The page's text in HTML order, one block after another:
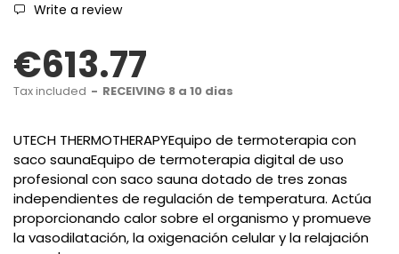
Write a review
€613.77
Tax included RECEIVING 8 a 10 dias
UTECH THERMOTHERAPYEquipo de termoterapia con
saco saunaEquipo de termoterapia digital de uso
profesional con saco sauna dotado de tres zonas
independientes de regulación de temperatura. Actúa
proporcionando calor sobre el organismo y promueve
la vasodilatación, la oxigenación celular y la relajación